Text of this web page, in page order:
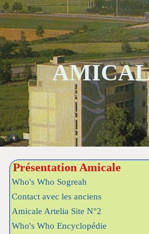
Présentation Amicale
Who's Who Sogreah
Contact avec les anciens
Amicale Artelia Site N°2
Who's Who Encyclopédie